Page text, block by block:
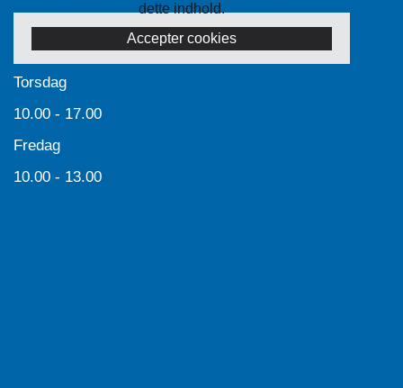
dette indhold.
Accepter cookies
Torsdag
10.00 - 17.00
Fredag
10.00 - 13.00